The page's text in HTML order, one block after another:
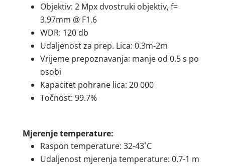
Objektiv: 2 Mpx dvostruki objektiv, f=
3.97mm @ F1.6
WDR: 120 db
Udaljenost za prep. Lica: 0.3m-2m
Vrijeme prepoznavanja: manje od 0.5 s po
osobi
Kapacitet pohrane lica: 20 000
Točnost: 99.7%
Mjerenje temperature:
Raspon temperature: 32-43˚C
Udaljenost mjerenja temperature: 0.7-1 m